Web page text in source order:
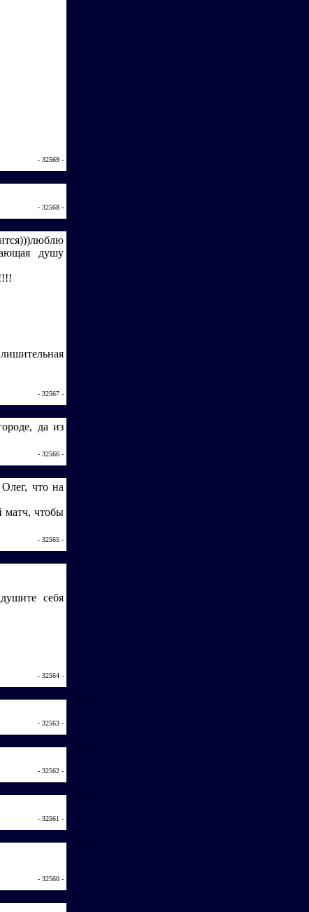
- 32569 -
- 32568 -
душу
- 32567 -
да из
- 32566 -
что на
матч, чтобы
- 32565 -
себя
- 32564 -
- 32563 -
- 32562 -
- 32561 -
- 32560 -